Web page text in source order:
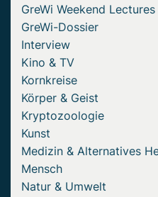
GreWi Weekend Lectures
GreWi-Dossier
Interview
Kino & TV
Kornkreise
Körper & Geist
Kryptozoologie
Kunst
Medizin & Alternatives
Mensch
Natur & Umwelt